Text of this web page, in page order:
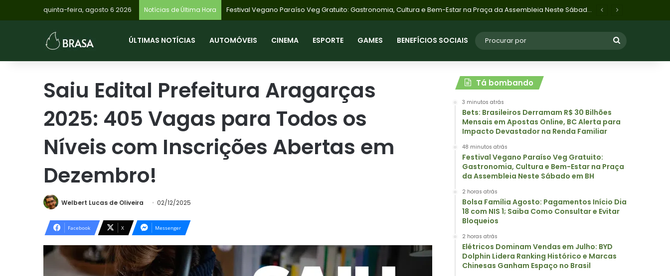
quinta-feira, agosto 6 2026 Notícias de Última Hora Bolsa Família Agosto: Pagamentos Início Dia 18 com NIS 1; Saiba Como Consultar e Evitar Bloqueios
ÚLTIMAS NOTÍCIAS AUTOMÓVEIS CINEMA ESPORTE GAMES BENEFÍCIOS SOCIAIS
Saiu Edital Prefeitura Aragarças
2025: 405 Vagas para Todos os
Níveis com Inscrições Abertas em
Dezembro!
Welbert Lucas de Oliveira 02/12/2025
Facebook X Messenger
Tá bombando
3 minutos atrás
Bets: Brasileiros Derramam R$ 30 Bilhões
Mensais em Apostas Online, BC Alerta para
Impacto Devastador na Renda Familiar
48 minutos atrás
Festival Vegano Paraíso Veg Gratuito:
Gastronomia, Cultura e Bem-Estar na Praça
da Assembleia Neste Sábado em BH
2 horas atrás
Bolsa Família Agosto: Pagamentos Início Dia
18 com NIS 1; Saiba Como Consultar e Evitar
Bloqueios
2 horas atrás
Elétricos Dominam Vendas em Julho: BYD
Dolphin Lidera Ranking Histórico e Marcas
Chinesas Ganham Espaço no Brasil